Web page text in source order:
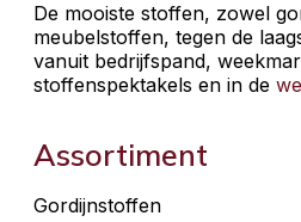
De mooiste stoffen, zowel
meubelstoffen, tegen de
vanuit bedrijfspand,
stoffenspektakels en in de
Assortiment
Gordijnstoffen